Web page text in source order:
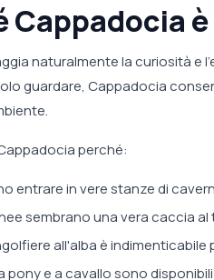
Cappadocia
naturalmente la curiosità e
guardare, Cappadocia
perché:
entrare in vere stanze di
sembrano una vera caccia al
all'alba è indimenticabile
pony e a cavallo sono disponibili